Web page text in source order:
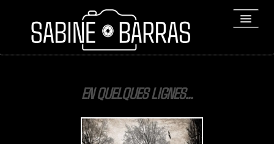
▼
EN QUELQUES LIGNES...